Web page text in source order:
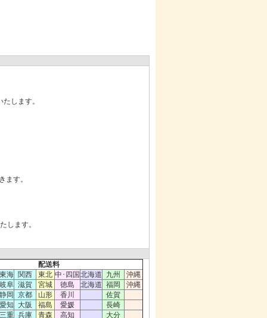
します。
ます。
します。
配送料
東海 関西 東北 中･四国 北海道 九州
沖縄
岐阜 滋賀 宮城 徳島 北海道 福岡
沖縄
静岡
京都 山形 香川
佐賀
愛知
大阪 福島 愛媛
長崎
三重 兵庫 青森 高知 大分